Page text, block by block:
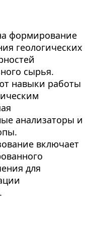
формирование
геологических
сырья.
навыки работы
анализаторы и
включает
для